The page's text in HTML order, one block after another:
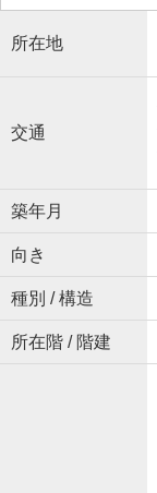
所在地
交通
築年月
向き
種別 / 構造
所在階 / 階建